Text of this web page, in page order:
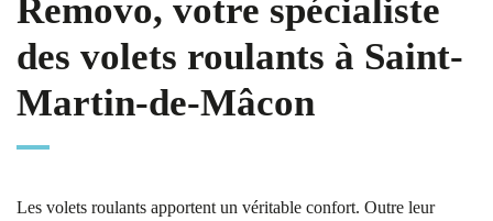
Removo, votre spécialiste
des volets roulants à Saint-
Martin-de-Mâcon
Les volets roulants apportent un véritable confort. Outre leur